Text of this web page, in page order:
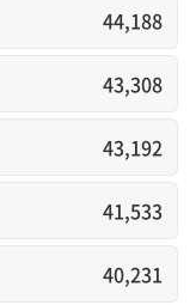
44,188
43,308
43,192
41,533
40,231